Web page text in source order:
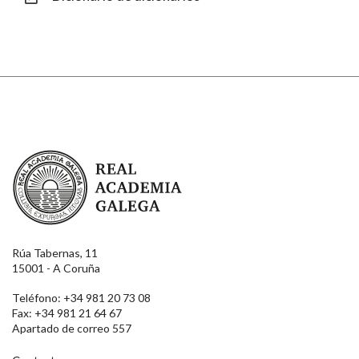
Real Academia Galega
Rúa Tabernas, 11
15001 - A Coruña
Teléfono: +34 981 20 73 08
Fax: +34 981 21 64 67
Apartado de correo 557